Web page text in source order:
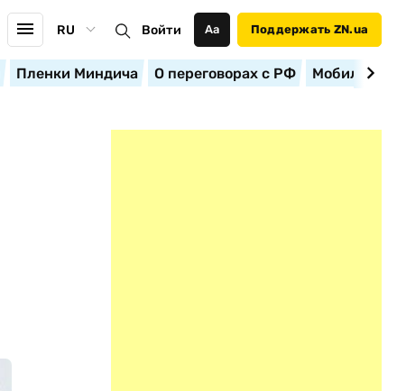
RU Войти Аа Поддержать ZN.ua
Пленки Миндича О переговорах с РФ